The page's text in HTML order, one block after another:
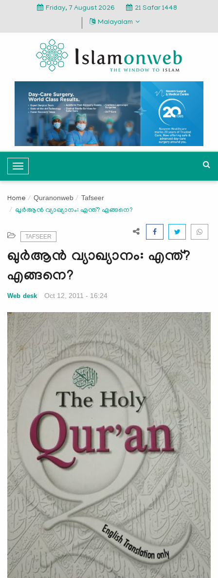
Friday, 7 August 2026
21 Safar 1448
Malayalam
T
o
g
l
a
v
i
g
a
i
o
n
Home Quranonweb Tafseer
ഖുര്‍ആന്‍ വ്യാഖ്യാനം: എന്ത്? എങ്ങനെ?
TAFSEER
ഖുര്‍ആന്‍ വ്യാഖ്യാനം: എന്ത്?
എങ്ങനെ?
Web desk Oct 12, 2011 - 16:24